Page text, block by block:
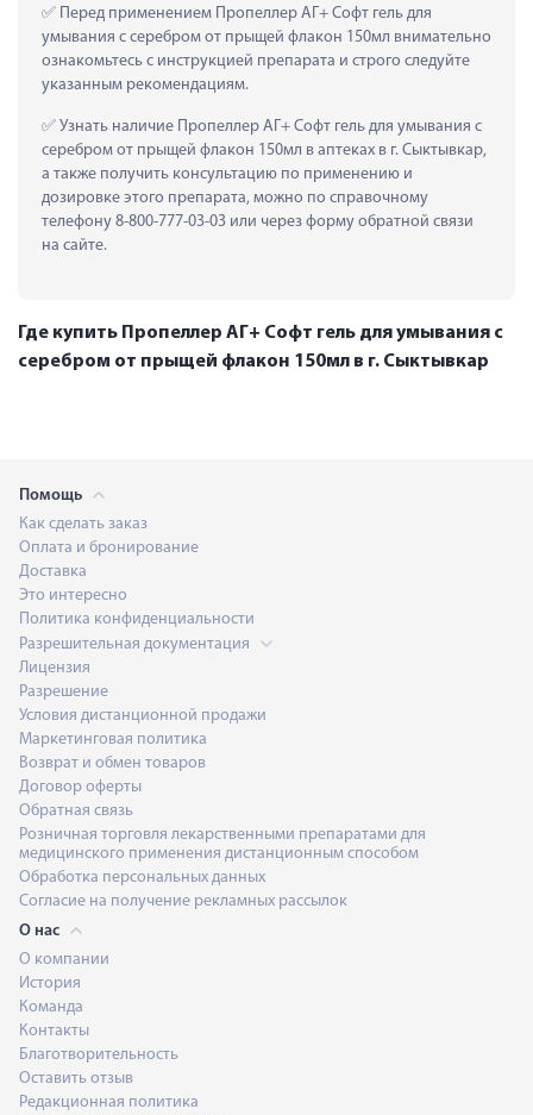
Перед применением Пропеллер АГ+ Софт гель для
умывания с серебром от прыщей флакон 150мл внимательно
ознакомьтесь с инструкцией препарата и строго следуйте
указанным рекомендациям.
Узнать наличие Пропеллер АГ+ Софт гель для умывания с
серебром от прыщей флакон 150мл в аптеках в г. Сыктывкар,
а также получить консультацию по применению и
дозировке этого препарата, можно по справочному
телефону 8-800-777-03-03 или через форму обратной связи
на сайте.
Где купить Пропеллер АГ+ Софт гель для умывания с
серебром от прыщей флакон 150мл в г. Сыктывкар
Помощь
Как сделать заказ
Оплата и бронирование
Доставка
Это интересно
Политика конфиденциальности
Разрешительная документация
Лицензия
Разрешение
Условия дистанционной продажи
Маркетинговая политика
Возврат и обмен товаров
Договор оферты
Обратная связь
Розничная торговля лекарственными препаратами для
медицинского применения дистанционным способом
Обработка персональных данных
Согласие на получение рекламных рассылок
О нас
О компании
История
Команда
Контакты
Благотворительность
Оставить отзыв
Редакционная политика